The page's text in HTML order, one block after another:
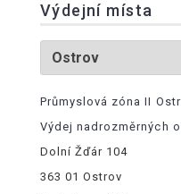
Výdejní místa
Průmyslová zóna II
Výdej nadrozměrných
Dolní Žďár 104
363 01 Ostrov